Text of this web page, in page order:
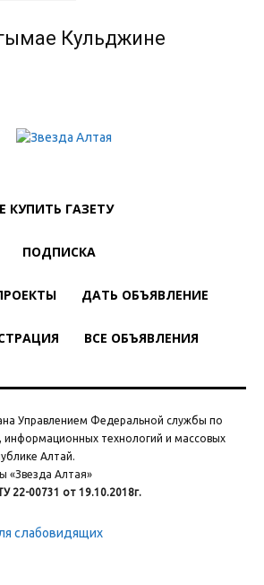
Кульджине
КУПИТЬ ГАЗЕТУ
ПОДПИСКА
ДАТЬ ОБЪЯВЛЕНИЕ
ВСЕ ОБЪЯВЛЕНИЯ
Управлением Федеральной службы по
информационных технологий и массовых
Алтай.
«Звезда Алтая»
22-00731 от 19.10.2018г.
слабовидящих